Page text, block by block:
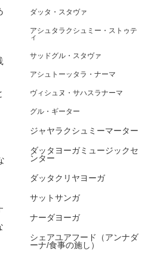
ダッタ・スタヴァ
アシュタラクシュミー・ストゥテ
ィ
サッドグル・スタヴァ
アシュトーッタラ・ナーマ
ヴィシュヌ・サハスラナーマ
グル・ギーター
ジャヤラクシュミーマーター
ダッタヨーガミュージックセ
ンター
ダッタクリヤヨーガ
サットサンガ
ナーダヨーガ
シェアユアフード（アンナダ
ーナ/食事の施し）